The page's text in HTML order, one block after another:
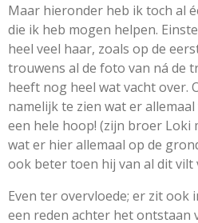
Maar hieronder heb ik toch al
die ik heb mogen helpen.
heel veel haar, zoals op de
trouwens al de foto van ná de
heeft nog heel wat vacht over.
namelijk te zien wat er
een hele hoop! (zijn broer Loki
wat er hier allemaal op de
ook beter toen hij van al dit vilt
Even ter overvloede; er zit ook
een reden achter het ontstaan